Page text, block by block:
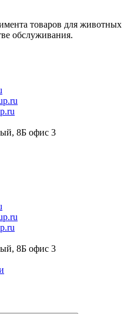
товаров для животных
обслуживания.
8Б офис 3
8Б офис 3